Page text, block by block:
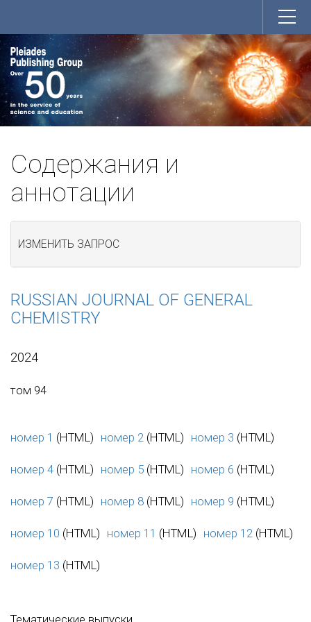
Содержания и
аннотации
ИЗМЕНИТЬ ЗАПРОС
RUSSIAN JOURNAL OF GENERAL
CHEMISTRY
2024
том 94
номер 1 (HTML) номер 2 (HTML) номер 3 (HTML)
номер 4 (HTML) номер 5 (HTML) номер 6 (HTML)
номер 7 (HTML) номер 8 (HTML) номер 9 (HTML)
номер 10 (HTML) номер 11 (HTML) номер 12 (HTML)
номер 13 (HTML)
Тематические выпуски